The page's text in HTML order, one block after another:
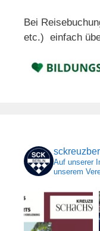
Bei
etc.) einfach
Auf unserer
unserem